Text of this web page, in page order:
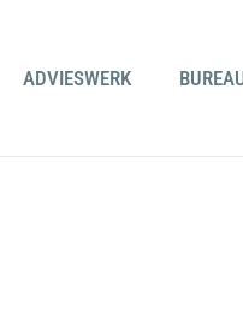
ADVIESWERK